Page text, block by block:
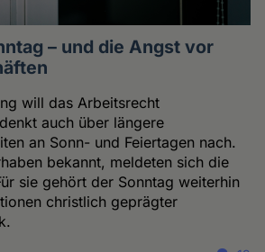
– und die Angst vor
will das Arbeitsrecht
auch über längere
an Sonn- und Feiertagen nach.
bekannt, meldeten sich die
sie gehört der Sonntag weiterhin
christlich geprägter